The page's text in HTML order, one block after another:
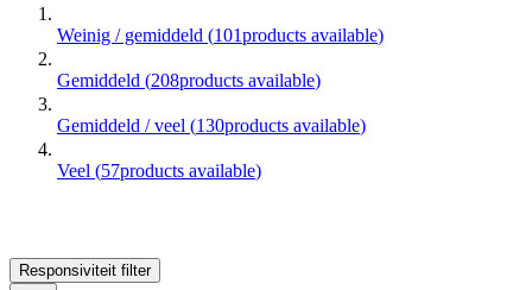
Weinig / gemiddeld (101products available)
Gemiddeld (208products available)
Gemiddeld / veel (130products available)
Veel (57products available)
Responsiviteit filter